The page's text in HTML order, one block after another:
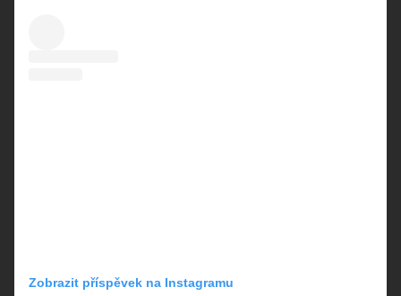
Zobrazit příspěvek na Instagramu